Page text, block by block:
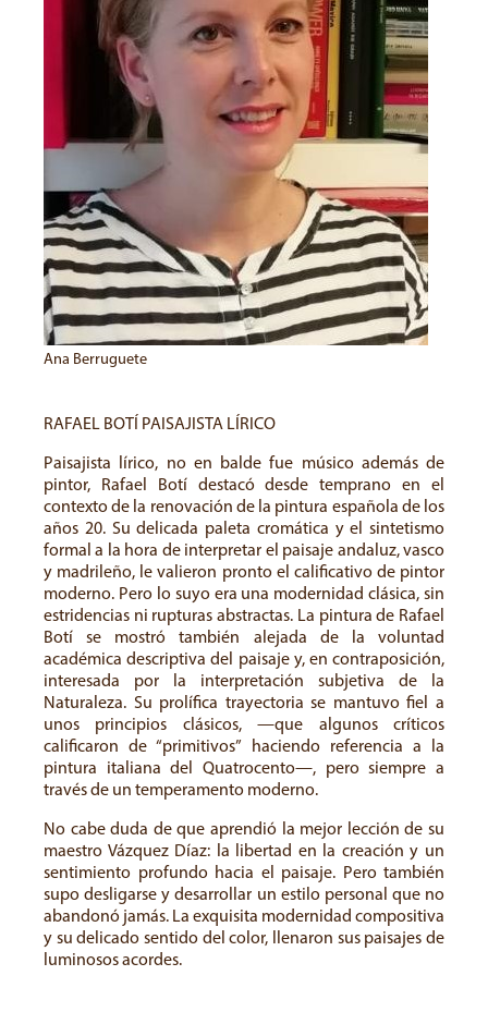
Ana Berruguete
RAFAEL BOTÍ PAISAJISTA LÍRICO
Paisajista lírico, no en balde fue músico además de
pintor, Rafael Botí destacó desde temprano en el
contexto de la renovación de la pintura española de los
años 20. Su delicada paleta cromática y el sintetismo
formal a la hora de interpretar el paisaje andaluz, vasco
y madrileño, le valieron pronto el calificativo de pintor
moderno. Pero lo suyo era una modernidad clásica, sin
estridencias ni rupturas abstractas. La pintura de Rafael
Botí se mostró también alejada de la voluntad
académica descriptiva del paisaje y, en contraposición,
interesada por la interpretación subjetiva de la
Naturaleza. Su prolífica trayectoria se mantuvo fiel a
unos principios clásicos, —que algunos críticos
calificaron de “primitivos” haciendo referencia a la
pintura italiana del Quatrocento—, pero siempre a
través de un temperamento moderno.
No cabe duda de que aprendió la mejor lección de su
maestro Vázquez Díaz: la libertad en la creación y un
sentimiento profundo hacia el paisaje. Pero también
supo desligarse y desarrollar un estilo personal que no
abandonó jamás. La exquisita modernidad compositiva
y su delicado sentido del color, llenaron sus paisajes de
luminosos acordes.